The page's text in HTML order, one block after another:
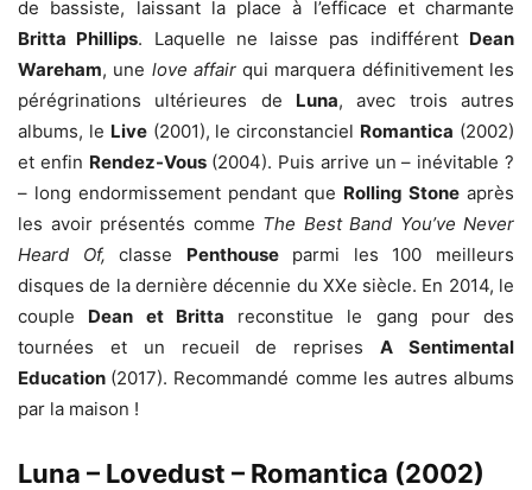
de bassiste, laissant la place à l’efficace et charmante
Britta Phillips. Laquelle ne laisse pas indifférent Dean
Wareham, une love affairqui marquera définitivement les
pérégrinations ultérieures de Luna, avec trois autres
albums, le Live(2001), le circonstanciel Romantica (2002)
et enfin Rendez-Vous(2004). Puis arrive un – inévitable ?
– long endormissement pendant que Rolling Stone après
les avoir présentés comme The Best Band You’ve Never
Heard Of, classe Penthouseparmi les 100 meilleurs
disques de la dernière décennie du XXe siècle. En 2014, le
couple Dean et Britta reconstitue le gang pour des
tournées et un recueil de reprisesA Sentimental
Education (2017). Recommandé comme les autres albums
par la maison !
Luna – Lovedust – Romantica (2002)